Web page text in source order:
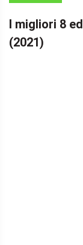
MAKER
I migliori 8
(2021)